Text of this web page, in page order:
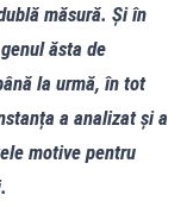
măsură. Și în
ăsta de
la urmă, în tot
a analizat și a
motive pentru